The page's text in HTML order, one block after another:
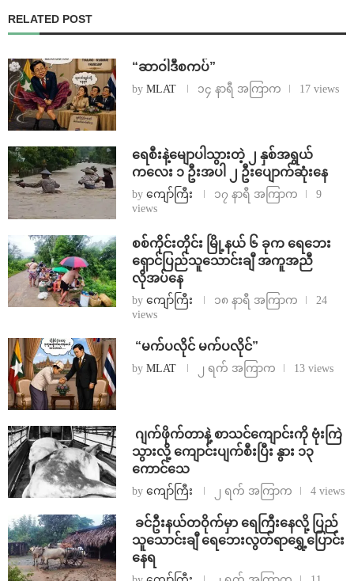
RELATED POST
“ဆာဝါဒီစကပ်”
by MLAT ၁၄ နာရီ အကြာက 17 views
ရေစီးနဲ့မျောပါသွားတဲ့ ၂ နှစ်အရွယ်
ကလေး ၁ ဦးအပါ ၂ ဦးပျောက်ဆုံးနေ
by ကျော်ကြီး ၁၇ နာရီ အကြာက
9
views
စစ်ကိုင်းတိုင်း မြို့နယ် ၆ ခုက ရေဘေး
ရှောင်ပြည်သူသောင်းချီ အကူအညီ
လိုအပ်နေ
by ကျော်ကြီး ၁၈ နာရီ အကြာက
24
views
⁨ ⁨“မက်ပလိုင် မက်ပလိုင်”
by MLAT ၂ ရက် အကြာက 13 views
⁨⁩ ⁨ဂျက်ဖိုက်တာနဲ့ စာသင်ကျောင်းကို ဗုံးကြဲ
သွားလို့ ကျောင်းပျက်စီးပြီး နွား ၁၃
ကောင်သေ
by ကျော်ကြီး ၂ ရက် အကြာက 4 views
⁩ ⁨ခင်ဦးနယ်တဝိုက်မှာ ရေကြီးနေလို့ ပြည်
သူသောင်းချီ ရေဘေးလွတ်ရာရွှေ့ပြောင်း
နေရ